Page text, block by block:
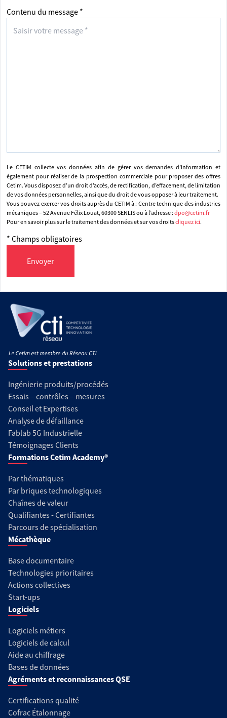
Contenu du message *
Le CETIM collecte vos données afin de gérer vos demandes d’information et
également pour réaliser de la prospection commerciale pour proposer des offres
Cetim. Vous disposez d’un droit d’accès, de rectification, d’effacement, de limitation
de vos données personnelles, ainsi que du droit de vous opposer à leur traitement.
Vous pouvez exercer vos droits auprès du CETIM à : Centre technique des industries
mécaniques – 52 Avenue Félix Louat, 60300 SENLIS ou à l’adresse : dpo@cetim.fr
Pour en savoir plus sur le traitement des données et sur vos droitscliquez ici.
* Champs obligatoires
Envoyer
Solutions et prestations
Ingénierie produits/procédés
Essais – contrôles – mesures
Conseil et Expertises
Analyse de défaillance
Fablab 5G Industrielle
Témoignages Clients
Formations Cetim Academy®
Par thématiques
Par briques technologiques
Chaînes de valeur
Qualifiantes - Certifiantes
Parcours de spécialisation
Mécathèque
Base documentaire
Technologies prioritaires
Actions collectives
Start-ups
Logiciels
Logiciels métiers
Logiciels de calcul
Aide au chiffrage
Bases de données
Agréments et reconnaissances QSE
Certifications qualité
Cofrac Étalonnage